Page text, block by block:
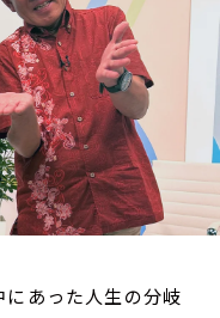
にあった人生の分岐